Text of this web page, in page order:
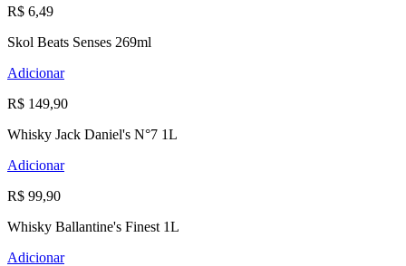
R$ 6,49
Skol Beats Senses 269ml
Adicionar
R$ 149,90
Whisky Jack Daniel's N°7 1L
Adicionar
R$ 99,90
Whisky Ballantine's Finest 1L
Adicionar